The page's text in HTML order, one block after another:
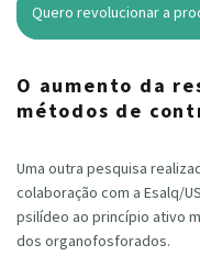
Quero revolucionar a
O aumento da
métodos de
Uma outra pesquisa
colaboração com a Esalq/
psilídeo ao princípio ativo
dos organofosforados.